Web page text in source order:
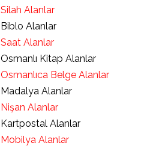
Silah Alanlar
Biblo Alanlar
Saat Alanlar
Osmanlı Kitap Alanlar
Osmanlıca Belge Alanlar
Madalya Alanlar
Nişan Alanlar
Kartpostal Alanlar
Mobilya Alanlar